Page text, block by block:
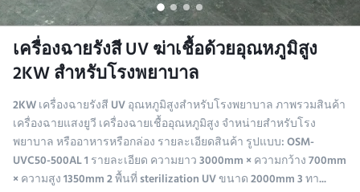
เครื่องฉายรังสี UV ฆ่าเชื้อด้วยอุณหภูมิสูง
2KW สำหรับโรงพยาบาล
2KW เครื่องฉายรังสี UV อุณหภูมิสูงสําหรับโรงพยาบาล ภาพรวมสินค้า
เครื่องฉายแสงยูวี เครื่องฉายเชื้ออุณหภูมิสูง จําหน่ายสําหรับโรง
พยาบาล หรืออาหารหรือกล่อง รายละเอียดสินค้า รูปแบบ: OSM-
UVC50-500AL 1 รายละเอียด ความยาว 3000mm × ความกว้าง 700mm
× ความสูง 1350mm 2 พื้นที่ sterilization UV ขนาด 2000mm 3 ทา...